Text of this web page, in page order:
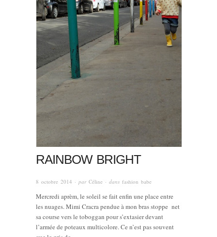
RAINBOW BRIGHT
8 octobre 2014 · par Céline · dans fashion babe
Mercredi aprèm, le soleil se fait enfin une place entre
les nuages. Mimi Cracra pendue à mon bras stoppe net
sa course vers le toboggan pour s’extasier devant
l’armée de poteaux multicolore. Ce n’est pas souvent